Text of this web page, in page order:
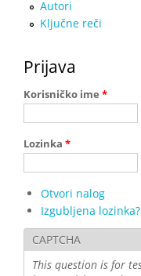
Autori
Ključne reči
Prijava
Korisničko ime *
Lozinka *
Otvori nalog
Izgubljena lozinka?
CAPTCHA
This question is for